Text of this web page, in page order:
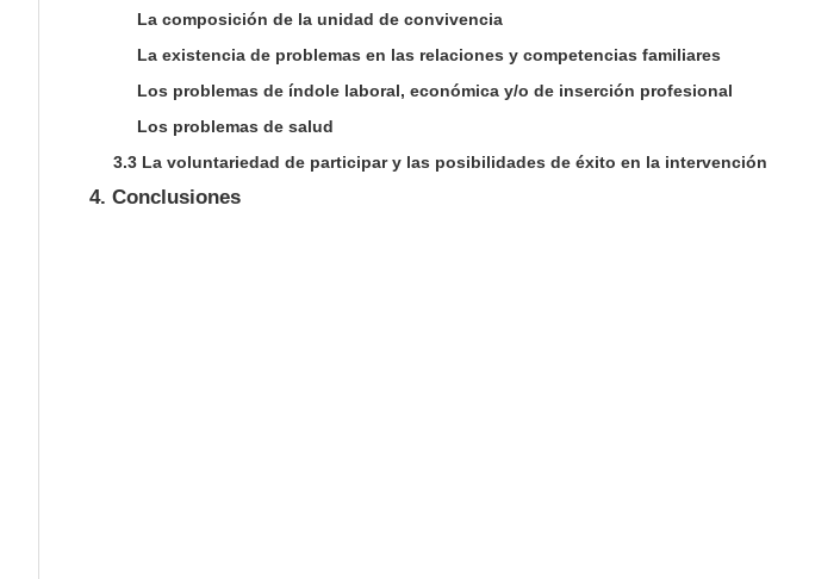
La composición de la unidad de convivencia
La existencia de problemas en las relaciones y competencias familiares
Los problemas de índole laboral, económica y/o de inserción profesional
Los problemas de salud
3.3 La voluntariedad de participar y las posibilidades de éxito en la intervención
4. Conclusiones